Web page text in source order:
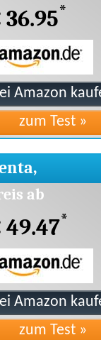
36.95*
ab
49.47*